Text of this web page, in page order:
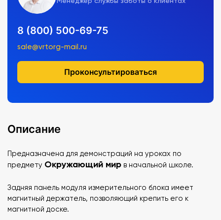
8 (800) 500-69-75
sale@vrtorg-mail.ru
Проконсультироваться
Описание
Предназначена для демонстраций на уроках по
предмету Окружающий мир в начальной школе.
Задняя панель модуля измерительного блока имеет
магнитный держатель, позволяющий крепить его к
магнитной доске.